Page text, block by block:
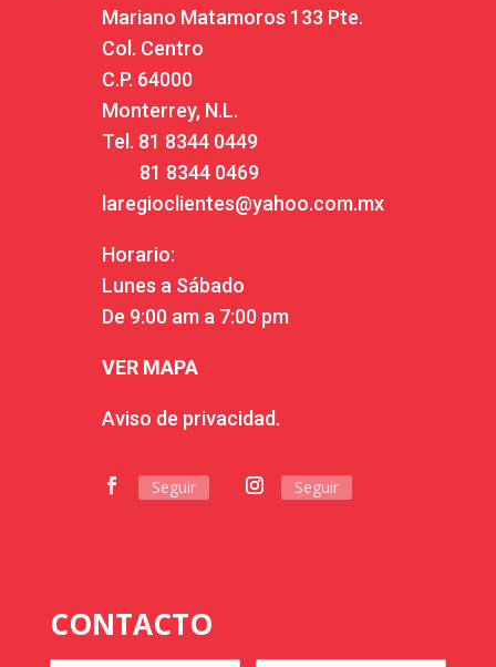
Mariano Matamoros 133 Pte.
Col. Centro
C.P. 64000
Monterrey, N.L.
Tel. 81 8344 0449
81 8344 0469
laregioclientes@yahoo.com.mx
Horario:
Lunes a Sábado
De 9:00 am a 7:00 pm
VER MAPA
Aviso de privacidad.
Seguir Seguir
CONTACTO